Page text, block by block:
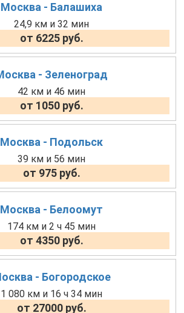
Москва - Балашиха
24,9 км и 32 мин
от 6225 руб.
- Зеленоград
42 км и 46 мин
от 1050 руб.
Москва - Подольск
39 км и 56 мин
от 975 руб.
Москва - Белоомут
174 км и 2 ч 45 мин
от 4350 руб.
- Богородское
1 080 км и 16 ч 34 мин
от 27000 руб.